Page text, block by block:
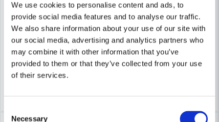
We use cookies to personalise content and ads, to
provide social media features and to analyse our traffic.
We also share information about your use of our site with
our social media, advertising and analytics partners who
may combine it with other information that you’ve
provided to them or that they’ve collected from your use
of their services.
Selection
Necessary
Skicka fråga
HABO
Habo Dörrhandtag Denver Kombi Borstad krom SB
488 kr
411 kr
Leveranstid ifrån leverantör ca
7-10 arbetsdagar
HABO
Habo Dörrhandtag Boston
336 kr
283 kr
Leveranstid ifrån leverantör ca